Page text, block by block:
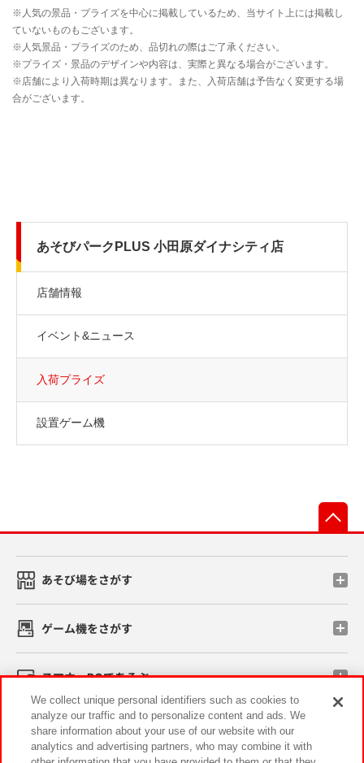
あそびパークPLUS 小田原ダイナシティ店
店舗情報
イベント&ニュース
入荷プライズ
設置ゲーム機
あそび場をさがす
ゲーム機をさがす
スマホ・PCであそぶ
イベント・キャンペーン
We collect unique personal identifiers such as cookies to
analyze our traffic and to personalize content and ads. We
share information about your use of our website with our
analytics and advertising partners, who may combine it with